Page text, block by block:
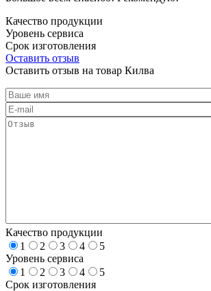
Качество продукции
Уровень сервиса
Срок изготовления
Оставить отзыв
Оставить отзыв на товар Килва
Качество продукции
1
2 3 4
5
Уровень сервиса
1
2 3 4
5
Срок изготовления